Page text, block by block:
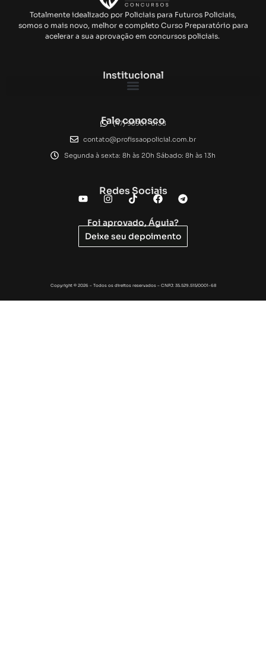
Totalmente idealizado por Policiais para Futuros Policiais,
somos o mais novo, melhor e completo Curso Preparatório para
acelerar a sua aprovação em concursos policiais.
Institucional
Fale conosco
(47) 98901-6138
contato@profissaopolicial.com.br
Segunda à sexta: 8h às 20h Sábado: 8h às 13h
Redes Sociais
Foi aprovado, Águia?
Deixe seu depoimento
Copyright © 2026 – Todos os direitos reservados – CNPJ: 35.529.515/0001-68